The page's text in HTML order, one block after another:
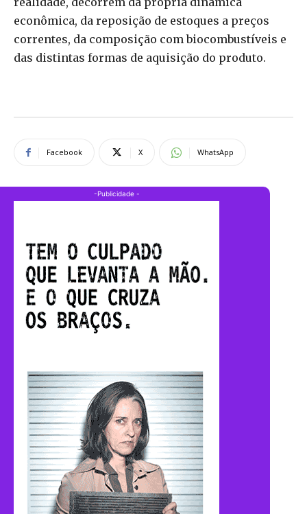
econômica, da reposição de estoques a preços
correntes, da composição com biocombustíveis e
das distintas formas de aquisição do produto.
Facebook X WhatsApp
-Publicidade -